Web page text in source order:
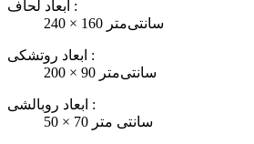
ابعاد لحاف :
240 × 160 سانتی‌متر
ابعاد روتشکی :
200 × 90 سانتی‌متر
ابعاد روبالشی :
50 × 70 سانتی متر